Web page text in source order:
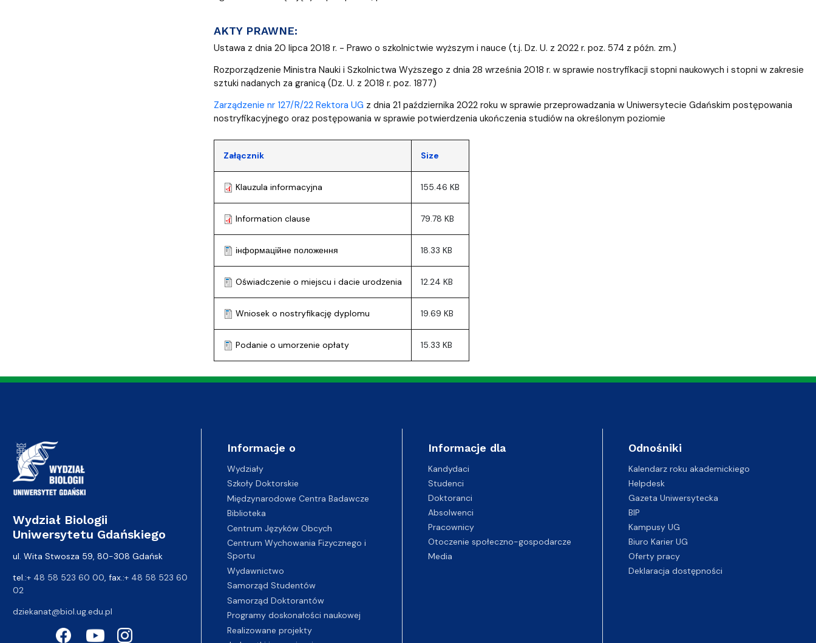
AKTY PRAWNE:
Ustawa z dnia 20 lipca 2018 r. - Prawo o szkolnictwie wyższym i nauce (t.j. Dz. U. z 2022 r. poz. 574 z późn. zm.)
Rozporządzenie Ministra Nauki i Szkolnictwa Wyższego z dnia 28 września 2018 r. w sprawie nostryfikacji stopni naukowych i stopni w zakresie
sztuki nadanych za granicą (Dz. U. z 2018 r. poz. 1877)
Zarządzenie nr 127/R/22 Rektora UG z dnia 21 października 2022 roku w sprawie przeprowadzania w Uniwersytecie Gdańskim postępowania
nostryfikacyjnego oraz postępowania w sprawie potwierdzenia ukończenia studiów na określonym poziomie
Załącznik Size
Klauzula informacyjna 155.46 KB
Information clause 79.78 KB
інформаційне положення 18.33 KB
Oświadczenie o miejscu i dacie urodzenia 12.24 KB
Wniosek o nostryfikację dyplomu 19.69 KB
Podanie o umorzenie opłaty 15.33 KB
Wydział Biologii
Uniwersytetu Gdańskiego
ul. Wita Stwosza 59, 80-308 Gdańsk
tel.:+ 48 58 523 60 00, fax.:+ 48 58 523 60
02
dziekanat@biol.ug.edu.pl
Informacje o
Wydziały
Szkoły Doktorskie
Międzynarodowe Centra Badawcze
Biblioteka
Centrum Języków Obcych
Centrum Wychowania Fizycznego i
Sportu
Wydawnictwo
Samorząd Studentów
Samorząd Doktorantów
Programy doskonałości naukowej
Realizowane projekty
Informacje dla
Kandydaci
Studenci
Doktoranci
Absolwenci
Pracownicy
Otoczenie społeczno-gospodarcze
Media
Odnośniki
Kalendarz roku akademickiego
Helpdesk
Gazeta Uniwersytecka
BIP
Kampusy UG
Biuro Karier UG
Oferty pracy
Deklaracja dostępności